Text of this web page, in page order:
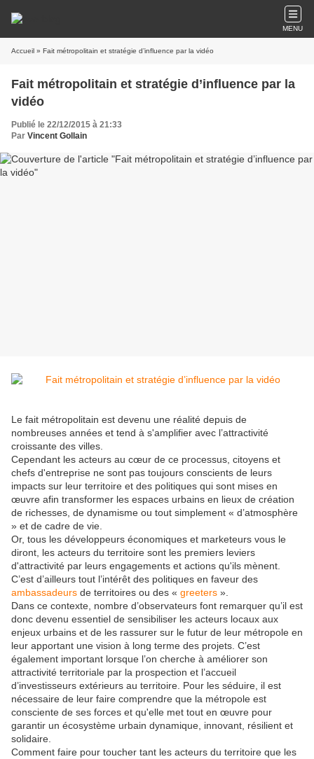
MENU
Accueil » Fait métropolitain et stratégie d’influence par la vidéo
Fait métropolitain et stratégie d’influence par la
vidéo
Publié le 22/12/2015 à 21:33
Par Vincent Gollain
Le fait métropolitain est devenu une réalité depuis de
nombreuses années et tend à s'amplifier avec l’attractivité
croissante des villes.
Cependant les acteurs au cœur de ce processus, citoyens et
chefs d'entreprise ne sont pas toujours conscients de leurs
impacts sur leur territoire et des politiques qui sont mises en
œuvre afin transformer les espaces urbains en lieux de création
de richesses, de dynamisme ou tout simplement « d’atmosphère
» et de cadre de vie.
Or, tous les développeurs économiques et marketeurs vous le
diront, les acteurs du territoire sont les premiers leviers
d'attractivité par leurs engagements et actions qu'ils mènent.
C’est d’ailleurs tout l’intérêt des politiques en faveur des
ambassadeurs de territoires ou des « greeters ».
Dans ce contexte, nombre d’observateurs font remarquer qu’il est
donc devenu essentiel de sensibiliser les acteurs locaux aux
enjeux urbains et de les rassurer sur le futur de leur métropole en
leur apportant une vision à long terme des projets. C’est
également important lorsque l’on cherche à améliorer son
attractivité territoriale par la prospection et l’accueil
d’investisseurs extérieurs au territoire. Pour les séduire, il est
nécessaire de leur faire comprendre que la métropole est
consciente de ses forces et qu'elle met tout en œuvre pour
garantir un écosystème urbain dynamique, innovant, résilient et
solidaire.
Comment faire pour toucher tant les acteurs du territoire que les